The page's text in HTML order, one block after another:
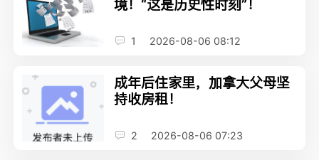
境！“这是历史性时刻”！
1 2026-08-06 08:12
成年后住家里，加拿大父母坚
持收房租！
2 2026-08-06 07:23